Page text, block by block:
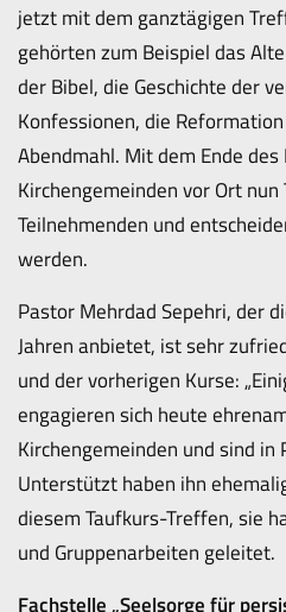
jetzt mit dem ganztägigen
gehörten zum Beispiel das
der Bibel, die Geschichte der
Konfessionen, die
Abendmahl. Mit dem Ende
Kirchengemeinden vor Ort
Teilnehmenden und
werden.
Pastor Mehrdad Sepehri, der
Jahren anbietet, ist sehr
und der vorherigen Kurse:
engagieren sich heute
Kirchengemeinden und sind in
Unterstützt haben ihn
diesem Taufkurs-Treffen, sie
und Gruppenarbeiten geleitet.
Fachstelle „Seelsorge für